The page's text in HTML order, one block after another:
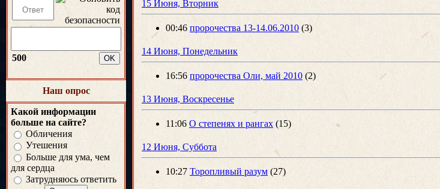
500
Наш опрос
Какой информации
больше на сайте?
Обличения
Утешения
Больше для ума, чем
для сердца
Затрудняюсь ответить
15 Июня, Вторник
00:46 пророчества 13-14.06.2010 (3)
14 Июня, Понедельник
16:56 пророчества Оли, май 2010 (2)
13 Июня, Воскресенье
11:06 О степенях и рангах (15)
12 Июня, Суббота
10:27 Торопливый разум (27)